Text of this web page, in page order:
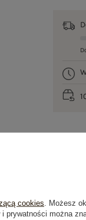
cookies . Możesz
prywatności można